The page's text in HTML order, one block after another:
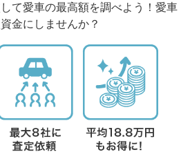
て愛車の最高額を調べよう！愛車
金にしませんか？